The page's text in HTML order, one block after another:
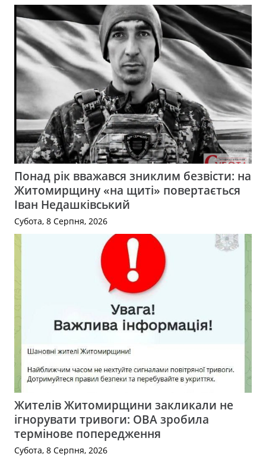
Понад рік вважався зниклим безвісти: на
Житомирщину «на щиті» повертається
Іван Недашківський
Субота, 8 Серпня, 2026
Жителів Житомирщини закликали не
ігнорувати тривоги: ОВА зробила
термінове попередження
Субота, 8 Серпня, 2026